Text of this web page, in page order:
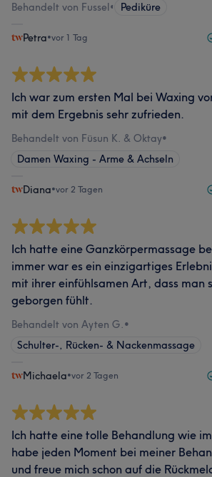
Behandelt von Fussel• Pediküre
Petra•vor 1 Tag
Ich war zum ersten Mal bei Waxing
mit dem Ergebnis sehr zufrieden.
Behandelt von Füsun K. & Oktay•
Damen Waxing - Arme & Achseln
Diana•vor 2 Tagen
Ich hatte eine Ganzkörpermassage
immer war es ein einzigartiges
mit ihrer einfühlsamen Art, dass man
geborgen fühlt.
Behandelt von Ayten G.•
Schulter-, Rücken- & Nackenmassage
Michaela•vor 2 Tagen
Ich hatte eine tolle Behandlung wie
habe jeden Moment bei meiner
und freue mich schon auf die